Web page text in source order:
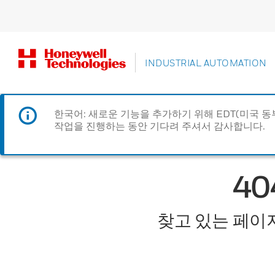
INDUSTRIAL AUTOMATION
한국어: 새로운 기능을 추가하기 위해 EDT(미국
작업을 진행하는 동안 기다려 주셔서 감사합니다.
찾고 있는 페이